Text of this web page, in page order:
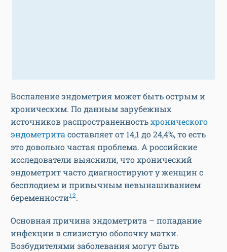
Воспаление эндометрия может быть острым и
хроническим. По данным зарубежных
источников распространенностьхронического
эндометритасоставляет от 14,1 до 24,4%, то есть
это довольно частая проблема. А российские
исследователи выяснили, что хронический
эндометрит часто диагностируют у женщин с
бесплодием и привычным невынашиванием
беременности1,2.
Основная причина эндометрита – попадание
инфекции в слизистую оболочку матки.
Возбудителями заболевания могут быть